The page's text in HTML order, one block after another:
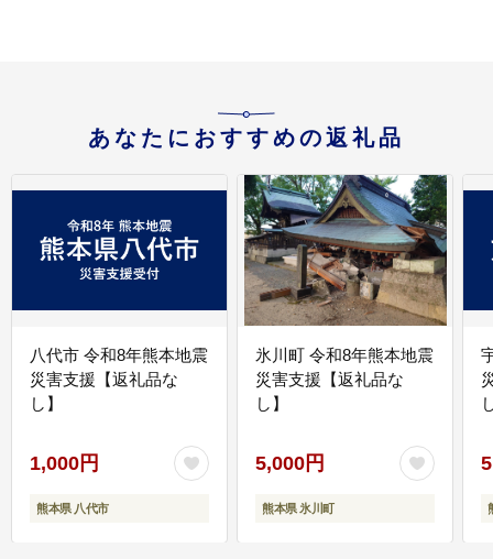
あなたにおすすめの返礼品
八代市 令和8年熊本地震
災害支援【返礼品な
し】
1,000円
熊本県 八代市
氷川町 令和8年熊本地震
災害支援【返礼品な
し】
5,000円
熊本県 氷川町